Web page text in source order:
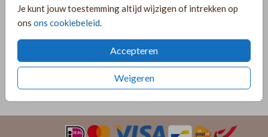
Je kunt jouw toestemming altijd wijzigen of intrekken op
ons ons cookiebeleid.
Accepteren
Weigeren